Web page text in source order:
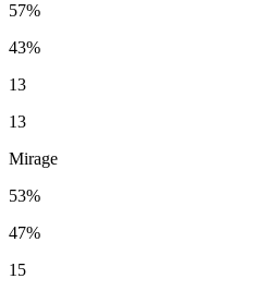
57%
43%
13
13
Mirage
53%
47%
15